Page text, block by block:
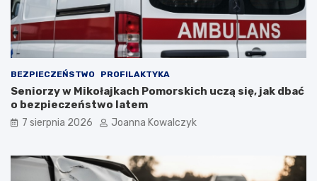
BEZPIECZEŃSTWO PROFILAKTYKA
Seniorzy w Mikołajkach Pomorskich uczą się, jak dbać
o bezpieczeństwo latem
7 sierpnia 2026 Joanna Kowalczyk